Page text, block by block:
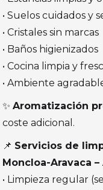
• Suelos cuidados y
• Cristales sin marcas
• Baños higienizados
• Cocina limpia y
• Ambiente
✨Aromatización
coste adicional.
📌 Servicios de
Moncloa-Aravaca –
• Limpieza regular